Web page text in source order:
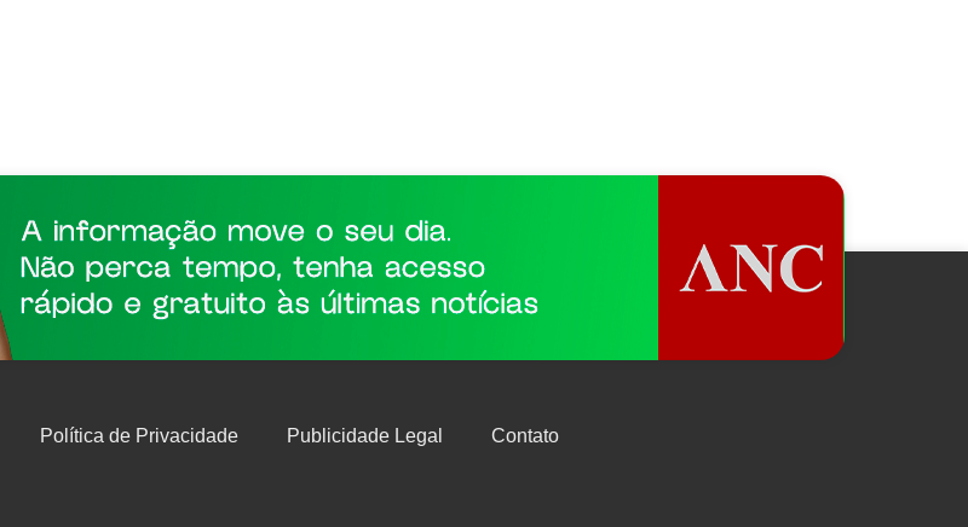
Política de Privacidade Publicidade Legal Contato